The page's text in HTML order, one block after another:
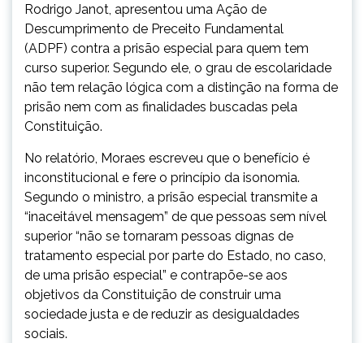
Rodrigo Janot, apresentou uma Ação de
Descumprimento de Preceito Fundamental
(ADPF) contra a prisão especial para quem tem
curso superior. Segundo ele, o grau de escolaridade
não tem relação lógica com a distinção na forma de
prisão nem com as finalidades buscadas pela
Constituição.
No relatório, Moraes escreveu que o benefício é
inconstitucional e fere o princípio da isonomia.
Segundo o ministro, a prisão especial transmite a
“inaceitável mensagem” de que pessoas sem nível
superior “não se tornaram pessoas dignas de
tratamento especial por parte do Estado, no caso,
de uma prisão especial” e contrapõe-se aos
objetivos da Constituição de construir uma
sociedade justa e de reduzir as desigualdades
sociais.